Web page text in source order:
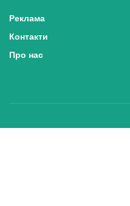
Реклама
Контакти
Про нас
Політика конфіденційності та